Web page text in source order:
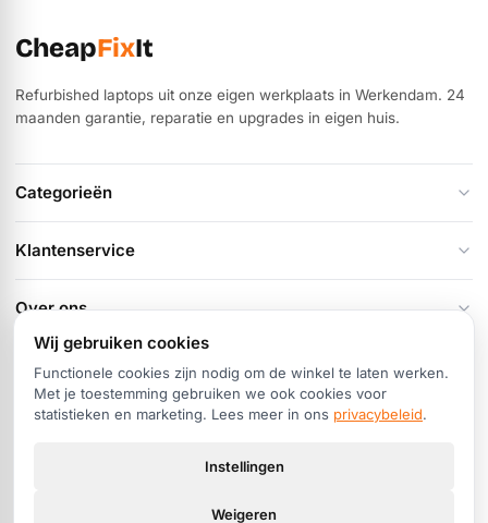
CheapFixIt
Refurbished laptops uit onze eigen werkplaats in Werkendam. 24
maanden garantie, reparatie en upgrades in eigen huis.
Categorieën
Klantenservice
Over ons
Contact
Hoogstraat 84, 4251 CN Werkendam
+31 (0)183 51 54 59
Wij gebruiken cookies
Functionele cookies zijn nodig om de winkel te laten werken.
Met je toestemming gebruiken we ook cookies voor
statistieken en marketing. Lees meer in ons privacybeleid.
Instellingen
Weigeren